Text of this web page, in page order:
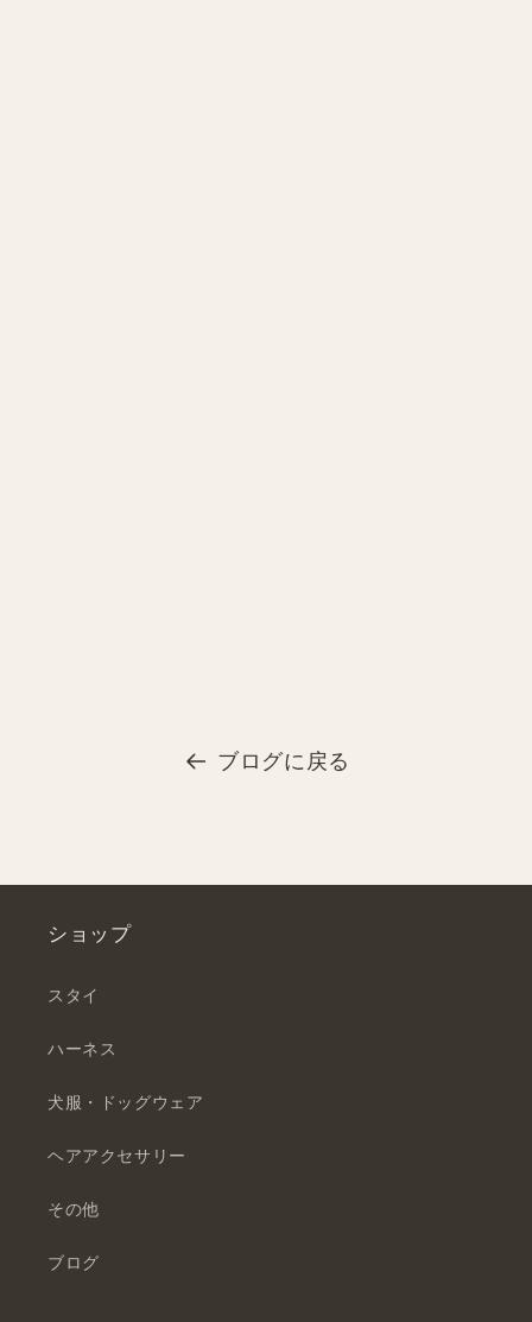
ブログに戻る
ショップ
スタイ
ハーネス
犬服・ドッグウェア
ヘアアクセサリー
その他
ブログ